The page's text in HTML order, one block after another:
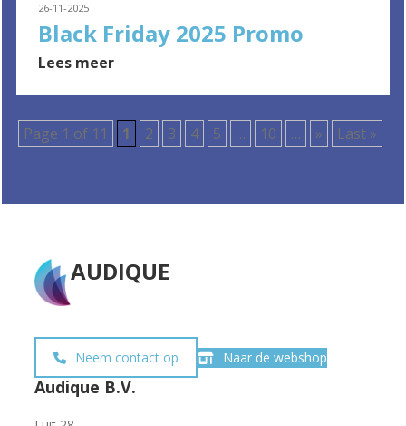
26-11-2025
Black Friday 2025 Promo
Lees meer
Page 1 of 11 1 2 3 4 5 … 10 … » Last »
AUDIQUE
Neem contact op Naar de webshop
Audique B.V.